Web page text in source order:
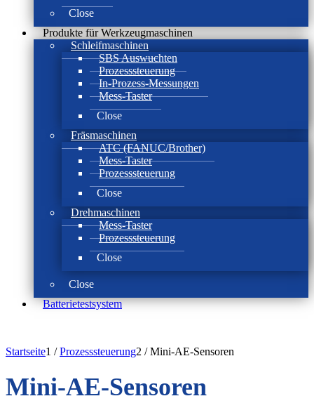
Close
Produkte für Werkzeugmaschinen
Schleifmaschinen
SBS Auswuchten
Prozesssteuerung
In-Prozess-Messungen
Mess-Taster
Close
Fräsmaschinen
ATC (FANUC/Brother)
Mess-Taster
Prozesssteuerung
Close
Drehmaschinen
Mess-Taster
Prozesssteuerung
Close
Close
Batterie­test­system
Startseite1 / Prozesssteuerung2 / Mini-AE-Sensoren
Mini-AE-Sensoren